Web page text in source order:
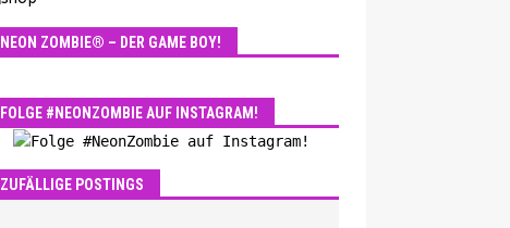
NEON ZOMBIE® – DER GAME BOY!
FOLGE #NEONZOMBIE AUF INSTAGRAM!
ZUFÄLLIGE POSTINGS